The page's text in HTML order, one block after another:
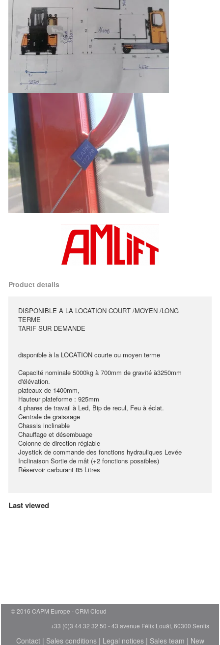
Product details
DISPONIBLE A LA LOCATION COURT /MOYEN /LONG
TERME
TARIF SUR DEMANDE
disponible à la LOCATION courte ou moyen terme
Capacité nominale 5000kg à 700mm de gravité à3250mm
d'élévation.
plateaux de 1400mm,
Hauteur plateforme : 925mm
4 phares de travail à Led, Bip de recul, Feu à éclat.
Centrale de graissage
Chassis inclinable
Chauffage et désembuage
Colonne de direction réglable
Joystick de commande des fonctions hydrauliques Levée
Inclinaison Sortie de mât (+2 fonctions possibles)
Réservoir carburant 85 Litres
Last viewed
© 2016 CAPM Europe
CRM Cloud
+33 (0)3 44 32 32 50 - 43 avenue Félix Louât, 60300 Senlis
Contact| Sales conditions| Legal notices| Sales team | New